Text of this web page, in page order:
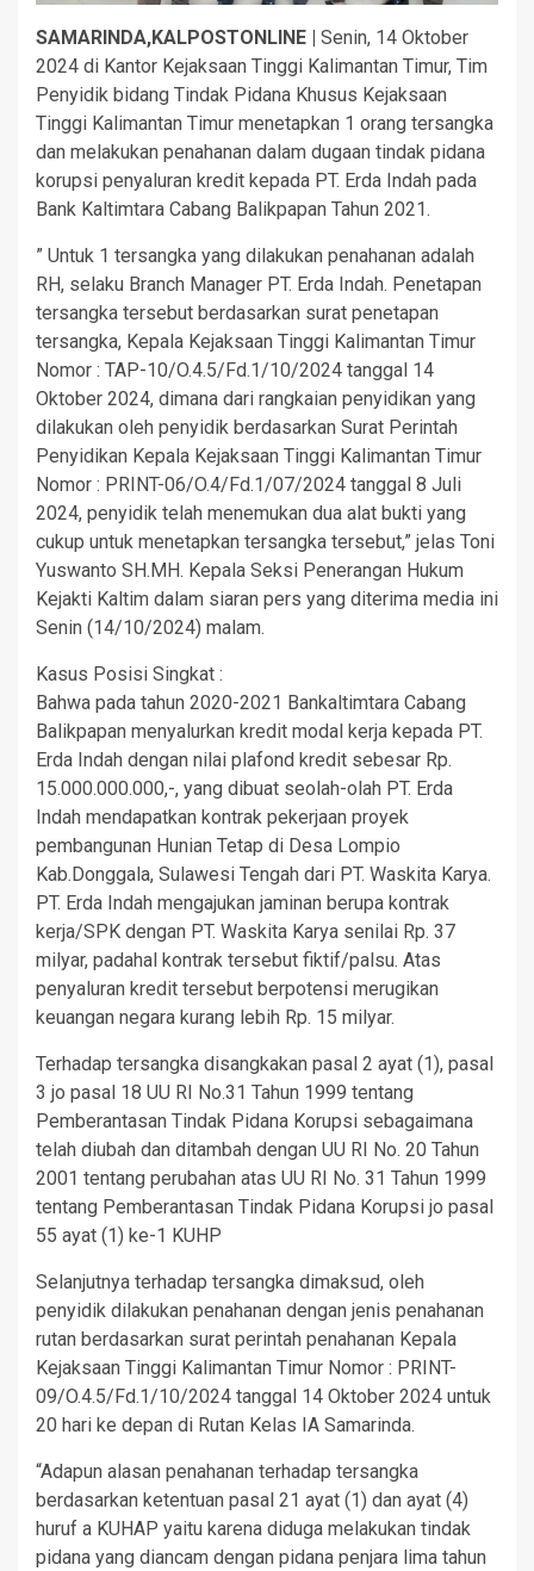
SAMARINDA,KALPOSTONLINE | Senin, 14 Oktober
2024 di Kantor Kejaksaan Tinggi Kalimantan Timur, Tim
Penyidik bidang Tindak Pidana Khusus Kejaksaan
Tinggi Kalimantan Timur menetapkan 1 orang tersangka
dan melakukan penahanan dalam dugaan tindak pidana
korupsi penyaluran kredit kepada PT. Erda Indah pada
Bank Kaltimtara Cabang Balikpapan Tahun 2021.
” Untuk 1 tersangka yang dilakukan penahanan adalah
RH, selaku Branch Manager PT. Erda Indah. Penetapan
tersangka tersebut berdasarkan surat penetapan
tersangka, Kepala Kejaksaan Tinggi Kalimantan Timur
Nomor : TAP-10/O.4.5/Fd.1/10/2024 tanggal 14
Oktober 2024, dimana dari rangkaian penyidikan yang
dilakukan oleh penyidik berdasarkan Surat Perintah
Penyidikan Kepala Kejaksaan Tinggi Kalimantan Timur
Nomor : PRINT-06/O.4/Fd.1/07/2024 tanggal 8 Juli
2024, penyidik telah menemukan dua alat bukti yang
cukup untuk menetapkan tersangka tersebut,” jelas Toni
Yuswanto SH.MH. Kepala Seksi Penerangan Hukum
Kejakti Kaltim dalam siaran pers yang diterima media ini
Senin (14/10/2024) malam.
Kasus Posisi Singkat :
Bahwa pada tahun 2020-2021 Bankaltimtara Cabang
Balikpapan menyalurkan kredit modal kerja kepada PT.
Erda Indah dengan nilai plafond kredit sebesar Rp.
15.000.000.000,-, yang dibuat seolah-olah PT. Erda
Indah mendapatkan kontrak pekerjaan proyek
pembangunan Hunian Tetap di Desa Lompio
Kab.Donggala, Sulawesi Tengah dari PT. Waskita Karya.
PT. Erda Indah mengajukan jaminan berupa kontrak
kerja/SPK dengan PT. Waskita Karya senilai Rp. 37
milyar, padahal kontrak tersebut fiktif/palsu. Atas
penyaluran kredit tersebut berpotensi merugikan
keuangan negara kurang lebih Rp. 15 milyar.
Terhadap tersangka disangkakan pasal 2 ayat (1), pasal
3 jo pasal 18 UU RI No.31 Tahun 1999 tentang
Pemberantasan Tindak Pidana Korupsi sebagaimana
telah diubah dan ditambah dengan UU RI No. 20 Tahun
2001 tentang perubahan atas UU RI No. 31 Tahun 1999
tentang Pemberantasan Tindak Pidana Korupsi jo pasal
55 ayat (1) ke-1 KUHP
Selanjutnya terhadap tersangka dimaksud, oleh
penyidik dilakukan penahanan dengan jenis penahanan
rutan berdasarkan surat perintah penahanan Kepala
Kejaksaan Tinggi Kalimantan Timur Nomor : PRINT-
09/O.4.5/Fd.1/10/2024 tanggal 14 Oktober 2024 untuk
20 hari ke depan di Rutan Kelas IA Samarinda.
“Adapun alasan penahanan terhadap tersangka
berdasarkan ketentuan pasal 21 ayat (1) dan ayat (4)
huruf a KUHAP yaitu karena diduga melakukan tindak
pidana yang diancam dengan pidana penjara lima tahun